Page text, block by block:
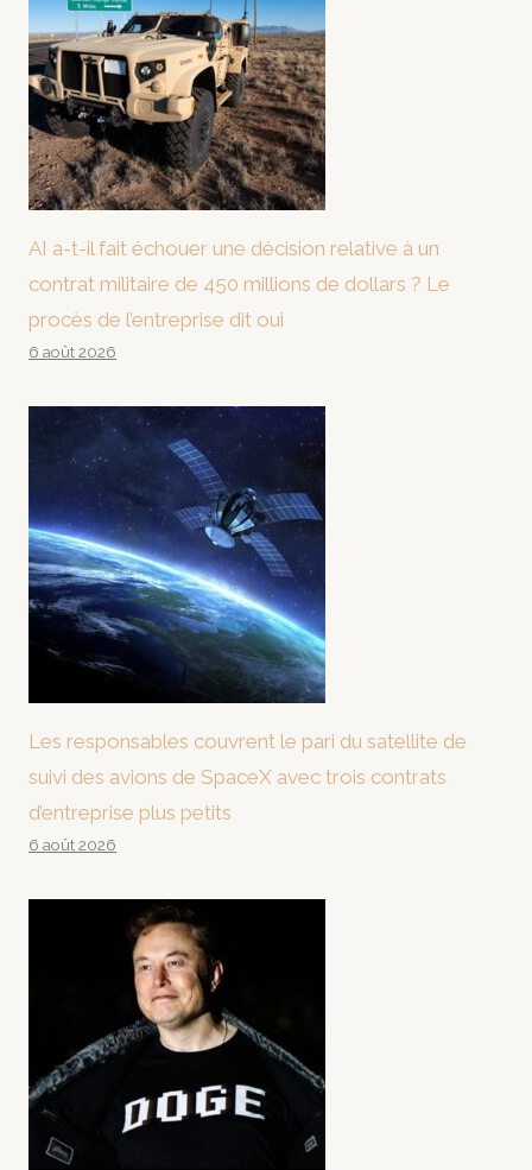
AI a-t-il fait échouer une décision relative à un
contrat militaire de 450 millions de dollars ? Le
procès de l’entreprise dit oui
6 août 2026
Les responsables couvrent le pari du satellite de
suivi des avions de SpaceX avec trois contrats
d’entreprise plus petits
6 août 2026